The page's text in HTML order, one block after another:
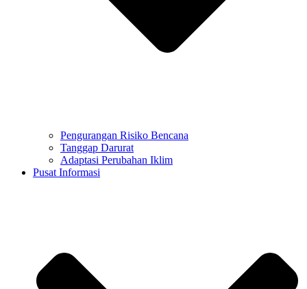
Pengurangan Risiko Bencana
Tanggap Darurat
Adaptasi Perubahan Iklim
Pusat Informasi